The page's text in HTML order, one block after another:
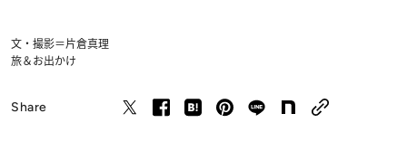
文・撮影＝片倉真理
旅＆お出かけ
Share